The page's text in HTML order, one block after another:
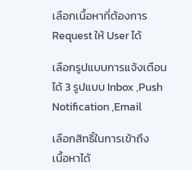
เลือกเนื้อหาที่ต้องการ
Request ให้ User ได้
เลือกรูปแบบการแจ้งเตือน
ได้ 3 รูปแบบ Inbox ,Push
Notification ,Email
เลือกสิทธิ์ในการเข้าถึง
เนื้อหาได้